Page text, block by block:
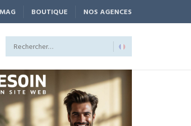
BOUTIQUE NOS AGENCES